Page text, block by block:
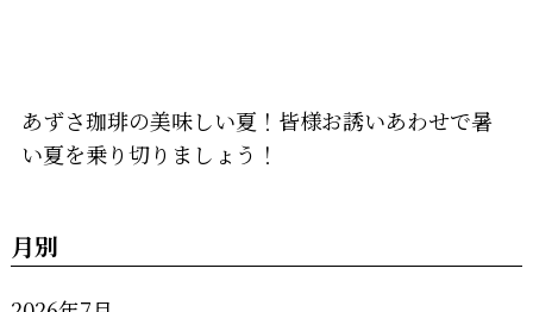
あずさ珈琲の美味しい夏！皆様お誘いあわせで暑
い夏を乗り切りましょう！
月別